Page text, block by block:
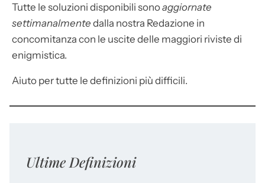
Tutte le soluzioni disponibili sonoaggiornate
settimanalmente dalla nostra Redazione in
concomitanza con le uscite delle maggiori riviste di
enigmistica.
Aiuto per tutte le definizioni più difficili.
Ultime Definizioni